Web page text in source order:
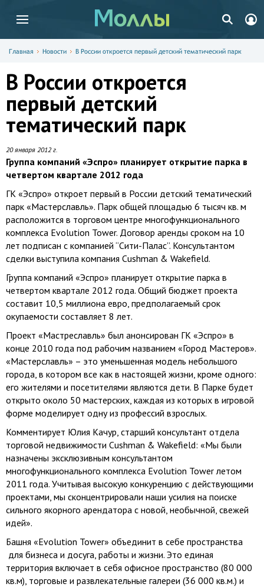
Главная Новости В России откроется первый детский тематический парк
В России откроется
первый детский
тематический парк
20 января 2012 г.
Группа компаний «Эспро» планирует открытие парка в
четвертом квартале 2012 года
ГК «Эспро» откроет первый в России детский тематический
парк «Мастерславль». Парк общей площадью 6 тысяч кв. м
расположится в торговом центре многофункционального
комплекса Evolution Tower. Договор аренды сроком на 10
лет подписан с компанией “Сити-Палас”. Консультантом
сделки выступила компания Cushman & Wakefield.
Группа компаний «Эспро» планирует открытие парка в
четвертом квартале 2012 года. Общий бюджет проекта
составит 10,5 миллиона евро, предполагаемый срок
окупаемости составляет 8 лет.
Проект «Мастреславль» был анонсирован ГК «Эспро» в
конце 2010 года под рабочим названием «Город Мастеров».
«Мастерславль» – это уменьшенная модель небольшого
города, в котором все как в настоящей жизни, кроме одного:
его жителями и посетителями являются дети. В Парке будет
открыто около 50 мастерских, каждая из которых в игровой
форме моделирует одну из профессий взрослых.
Комментирует Юлия Качур, старший консультант отдела
торговой недвижимости Cushman & Wakefield: «Мы были
назначены эксклюзивным консультантом
многофункционального комплекса Evolution Tower летом
2011 года. Учитывая высокую конкуренцию с действующими
проектами, мы сконцентрировали наши усилия на поиске
сильного якорного арендатора с новой, необычной, свежей
идей».
Башня «Evolution Tower» объединит в себе пространства
для бизнеса и досуга, работы и жизни. Это единая
территория включает в себя офисное пространство (80 000
кв.м), торговые и развлекательные галереи (36 000 кв.м.) и